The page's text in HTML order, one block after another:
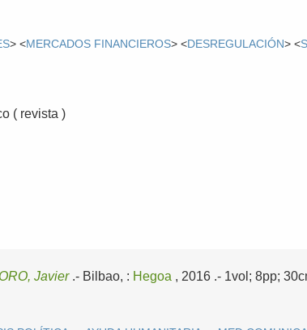
> <MERCADOS FINANCIEROS> <DESREGULACIÓN> <
( revista )
Javier .- Bilbao, : Hegoa , 2016 .- 1vol; 8pp;